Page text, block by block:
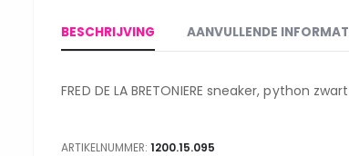
BESCHRIJVING AANVULLENDE
FRED DE LA BRETONIERE sneaker, python
ARTIKELNUMMER:1200.15.095